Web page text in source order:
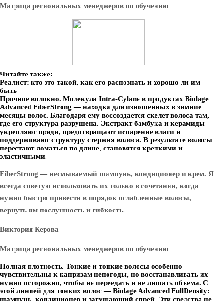
Матрица региональных менеджеров по обучению
Читайте также:
Реалист: кто это такой, как его распознать и хорошо ли им
быть
Прочное волокно. Молекула Intra-Cylane в продуктах Biolage
Advanced FiberStrong — находка для изношенных в зимние
месяцы волос. Благодаря ему воссоздается скелет волоса там,
где его структура разрушена. Экстракт бамбука и керамиды
укрепляют пряди, предотвращают испарение влаги и
поддерживают структуру стержня волоса. В результате волосы
перестают ломаться по длине, становятся крепкими и
эластичными.
FiberStrong — несмываемый шампунь, кондиционер и крем. Я
всегда советую использовать их только в сочетании, когда
нужно быстро привести в порядок ослабленные волосы,
вернуть им послушность и гибкость.
Виктория Керова
Матрица региональных менеджеров по обучению
Полная плотность. Тонкие и тонкие волосы особенно
чувствительны к капризам непогоды, но восстанавливать их
нужно осторожно, чтобы не переедать и не лишать объема. С
этой линией для тонких волос — Biolage Advanced FullDensity:
шампунь, кондиционер и загущающий спрей. Эти средства не